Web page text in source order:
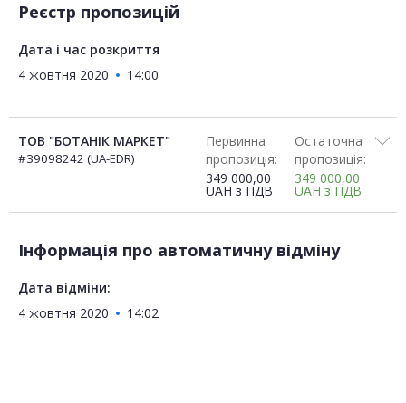
Реєстр пропозицій
Дата і час розкриття
4 жовтня 2020
14:00
ТОВ "БОТАНІК МАРКЕТ"
#39098242 (UA-EDR)
Первинна
пропозиція:
349 000,00
UAH з ПДВ
Остаточна
пропозиція:
349 000,00
UAH з ПДВ
Інформація про автоматичну відміну
Дата відміни:
4 жовтня 2020
14:02